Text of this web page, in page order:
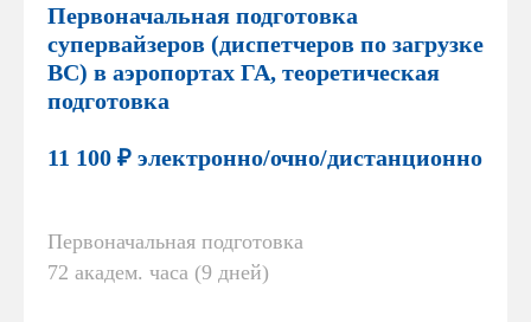
Первоначальная подготовка
супервайзеров (диспетчеров по загрузке
ВС) в аэропортах ГА, теоретическая
подготовка
11 100 ₽ электронно/очно/дистанционно
Первоначальная подготовка
72 академ. часа (9 дней)